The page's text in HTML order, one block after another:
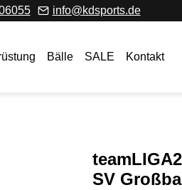
info@kdsports.de
Bälle SALE Kontakt
SV